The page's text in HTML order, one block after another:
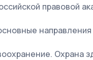
правовой
Охрана